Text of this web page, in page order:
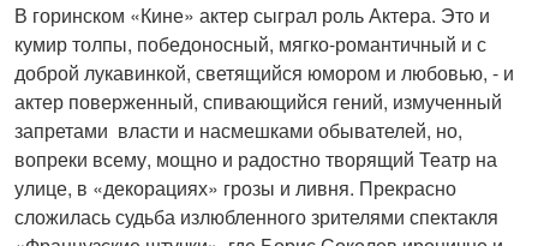
В горинском «Кине» актер сыграл роль Актера. Это и
кумир толпы, победоносный, мягко-романтичный и с
доброй лукавинкой, светящийся юмором и любовью, - и
актер поверженный, спивающийся гений, измученный
запретами власти и насмешками обывателей, но,
вопреки всему, мощно и радостно творящий Театр на
улице, в «декорациях» грозы и ливня. Прекрасно
сложилась судьба излюбленного зрителями спектакля